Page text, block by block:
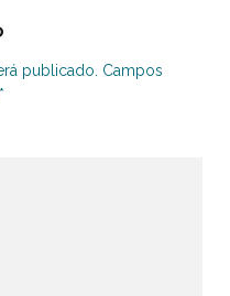
publicado. Campos
*